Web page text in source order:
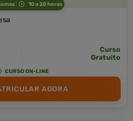
10 a 20 horas
Curso
Gratuito
CURSO ON-LINE
AGORA